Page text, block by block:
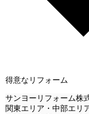
得意なリフォーム
サンヨーリフォーム株
関東エリア・中部エリ